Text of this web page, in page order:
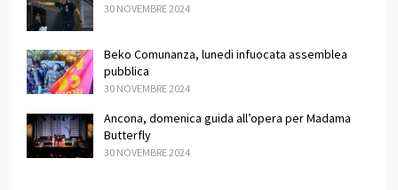
30 NOVEMBRE 2024
Beko Comunanza, lunedi infuocata assemblea
pubblica
30 NOVEMBRE 2024
Ancona, domenica guida all’opera per Madama
Butterfly
30 NOVEMBRE 2024